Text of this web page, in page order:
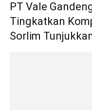
PT Vale
Tingkatkan
Sorlim